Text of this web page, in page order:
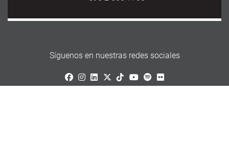
Síguenos en nuestras redes sociales